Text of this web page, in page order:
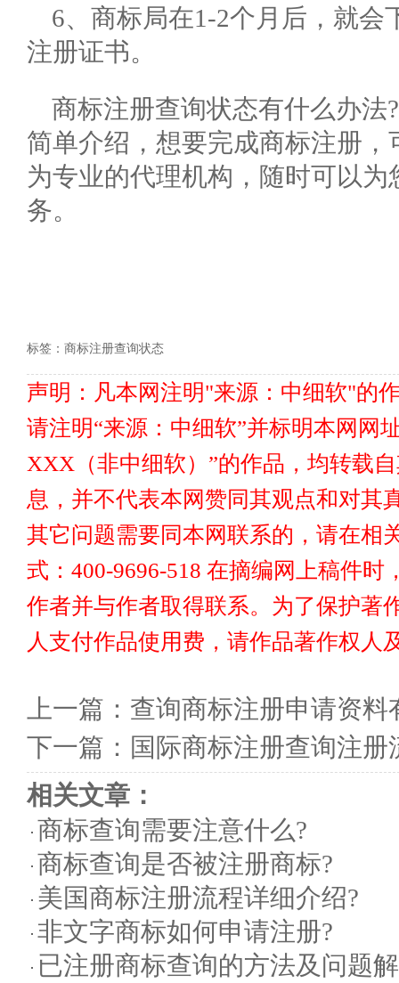
6、商标局在1-2个月后，就
注册证书。
商标注册查询状态有什么办
简单介绍，想要完成商标注册
为专业的代理机构，随时可以
务。
标签： 商标注册查询状态
声明：凡本网注明"来源：中细软"的
请注明“来源：中细软”并标明本网网
XXX（非中细软）”的作品，均转载
息，并不代表本网赞同其观点和对其
其它问题需要同本网联系的，请在相
式：400-9696-518 在摘编网上稿件
作者并与作者取得联系。为了保护著
人支付作品使用费，请作品著作权人
上一篇： 查询商标注册申请资料
下一篇： 国际商标注册查询注册
相关文章：
商标查询需要注意什么?
商标查询是否被注册商标?
美国商标注册流程详细介绍?
非文字商标如何申请注册?
已注册商标查询的方法及问题